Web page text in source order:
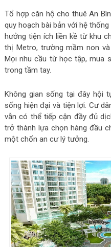
Tổ hợp căn hộ cho thuê An
quy hoạch bài bản với hệ
hưởng tiện ích liền kề từ khu
thị Metro, trường mầm non
Mọi nhu cầu từ học tập, mua
trong tầm tay.
Không gian sống tại đây hội
sống hiện đại và tiện lợi. Cư
vẫn có thể tiếp cận đầy đủ
trở thành lựa chọn hàng đầu
một chốn an cư lý tưởng.